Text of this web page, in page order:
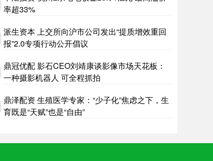
率超33%
派生资本 上交所向沪市公司发出“提质增效重回
报”2.0专项行动公开倡议
鼎冠优配 影石CEO刘靖康谈影像市场天花板：
一种摄影机器人 可全程抓拍
鼎泽配资 生殖医学专家：“少子化”焦虑之下，生
育既是“天赋”也是“自由”